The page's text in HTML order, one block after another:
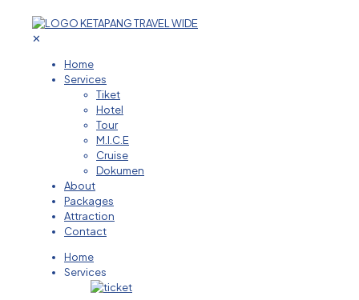
✕
Home
Services
Tiket
Hotel
Tour
M.I.C.E
Cruise
Dokumen
About
Packages
Attraction
Contact
Home
Services